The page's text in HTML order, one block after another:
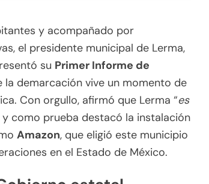
y acompañado por
el presidente municipal de Lerma,
su Primer Informe de
la demarcación vive un momento de
Con orgullo, afirmó que Lerma “es
y como prueba destacó la instalación
Amazon, que eligió este municipio
en el Estado de México.